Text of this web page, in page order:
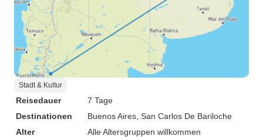
Stadt & Kultur
Reisedauer
7 Tage
Destinationen
Buenos Aires , San Carlos De Bariloche
Alter
Alle Altersgruppen willkommen